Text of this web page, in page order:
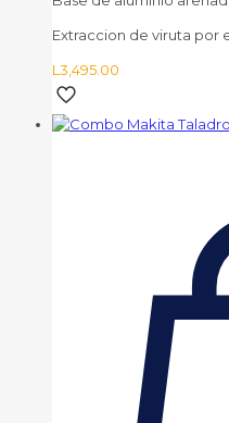
Extraccion de viruta por
L3,495.00